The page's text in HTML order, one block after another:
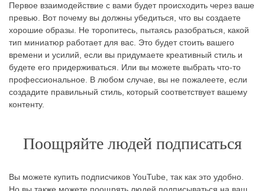
Первое взаимодействие с вами будет происходить через ваше
превью. Вот почему вы должны убедиться, что вы создаете
хорошие образы. Не торопитесь, пытаясь разобраться, какой
тип миниатюр работает для вас. Это будет стоить вашего
времени и усилий, если вы придумаете креативный стиль и
будете его придерживаться. Или вы можете выбрать что-то
профессиональное. В любом случае, вы не пожалеете, если
создадите правильный стиль, который соответствует вашему
контенту.
Поощряйте людей подписаться
Вы можете купить подписчиков YouTube, так как это удобно.